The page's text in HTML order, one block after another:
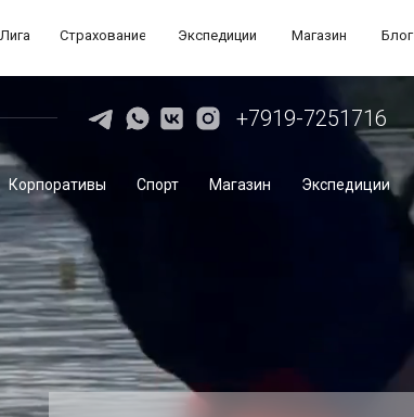
Страхование
Лига Магазин
Экспедиции Блог
Корпоративы Спорт Магазин Экспедиции
+7919-7251716